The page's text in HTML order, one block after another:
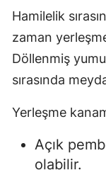
Hamilelik
zaman
Döllenmiş
sırasında
Yerleşme
Açık
olabilir.